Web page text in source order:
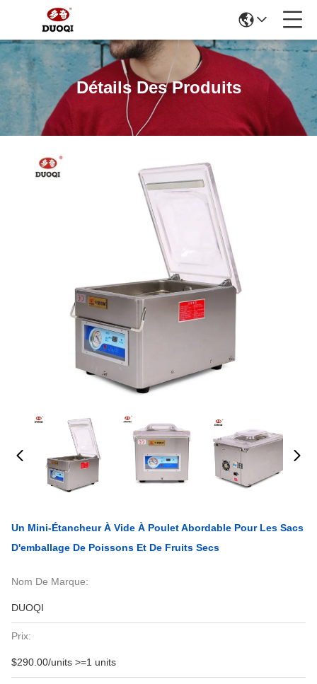
Détails Des Produits
Un Mini-Étancheur À Vide À Poulet Abordable Pour Les Sacs
D'emballage De Poissons Et De Fruits Secs
Nom De Marque:
DUOQI
Prix:
$290.00/units >=1 units